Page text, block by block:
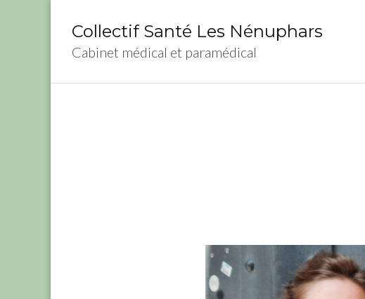
contenu
Entrée)
Collectif Santé Les Nénuphars
Cabinet médical et paramédical